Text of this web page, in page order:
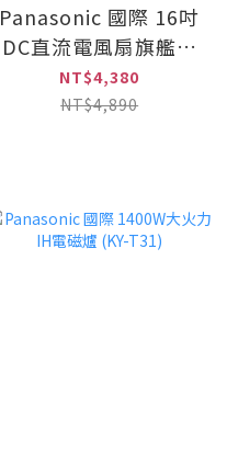
Panasonic 國際 16吋
DC直流電風扇旗艦型
(F-H16GND-K)
NT$4,380
NT$4,890